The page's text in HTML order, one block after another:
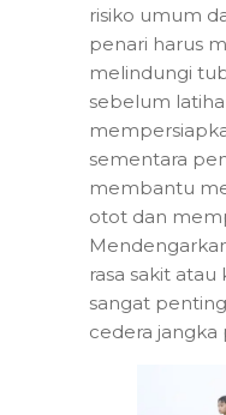
risiko umum
penari harus
melindungi
sebelum
sementara
membantu
otot dan
rasa sakit
sangat
cedera jangka